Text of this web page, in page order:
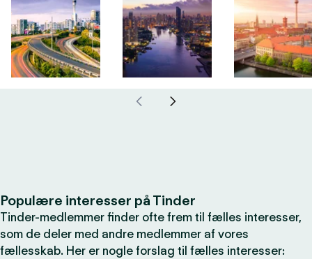
Populære interesser på Tinder
Tinder-medlemmer finder ofte frem til fælles interesser,
som de deler med andre medlemmer af vores
fællesskab. Her er nogle forslag til fælles interesser: